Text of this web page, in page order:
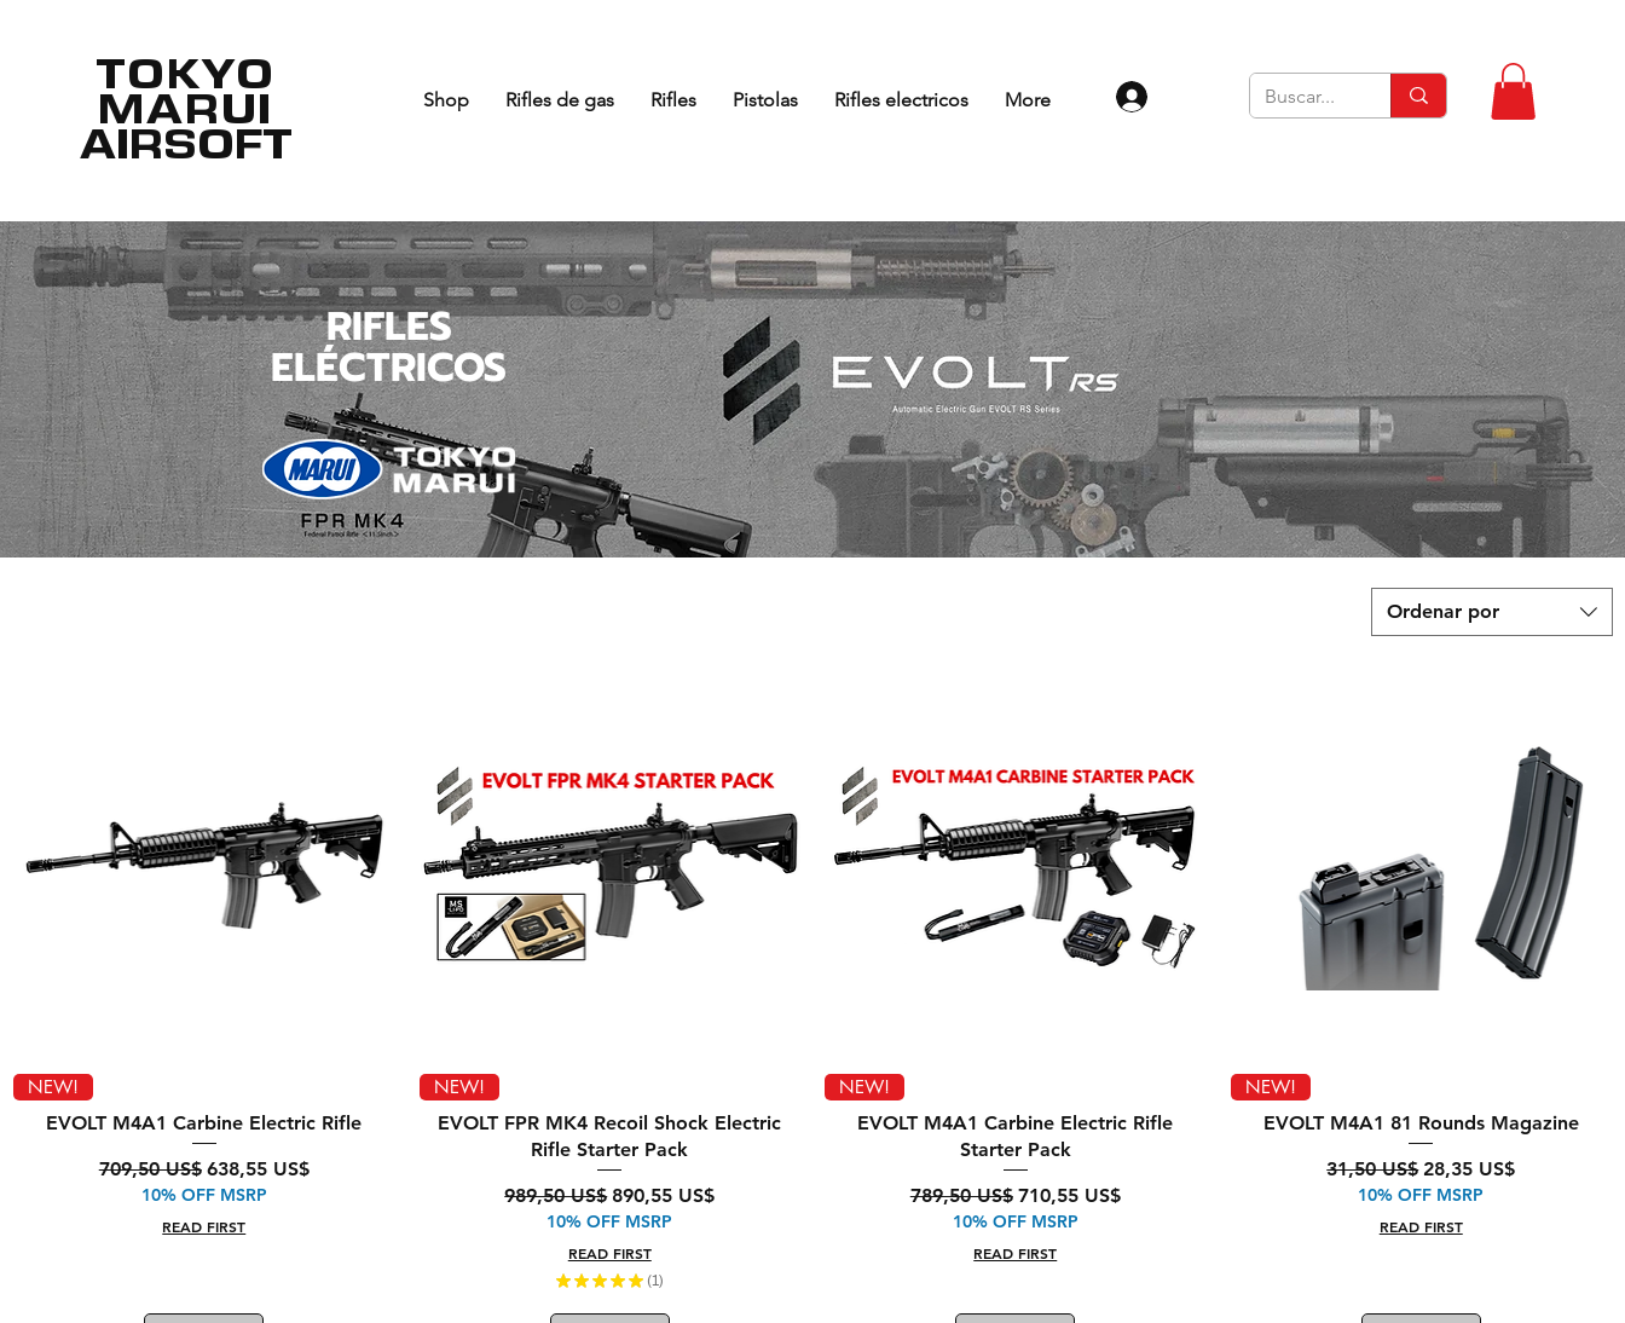
TOKYO
MARUI
AIRSOFT
Shop Rifles de gas Rifles Pistolas Rifles electricos More Iniciar sesión
RIFLES
ELÉCTRICOS
Ordenar por
NEW!
EVOLT M4A1 Carbine Electric Rifle
Precio
709,50 US$ Precio de oferta
638,55 US$
10% OFF MSRP
READ FIRST
NEW!
EVOLT FPR MK4 Recoil Shock Electric
Rifle Starter Pack
Precio
989,50 US$ Precio de oferta
890,55 US$
10% OFF MSRP
READ FIRST
★ ★ ★ ★ ★ 1
1
NEW!
EVOLT M4A1 Carbine Electric Rifle
Starter Pack
Precio
789,50 US$ Precio de oferta
710,55 US$
10% OFF MSRP
READ FIRST
NEW!
EVOLT M4A1 81 Rounds Magazine
Precio
31,50 US$ Precio de oferta
28,35 US$
10% OFF MSRP
READ FIRST